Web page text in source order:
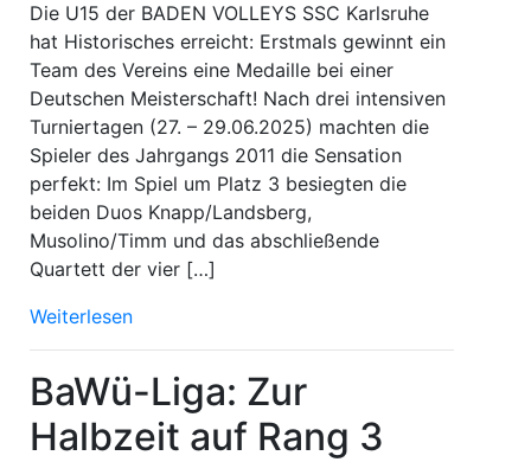
Die U15 der BADEN VOLLEYS SSC Karlsruhe
hat Historisches erreicht: Erstmals gewinnt ein
Team des Vereins eine Medaille bei einer
Deutschen Meisterschaft! Nach drei intensiven
Turniertagen (27. – 29.06.2025) machten die
Spieler des Jahrgangs 2011 die Sensation
perfekt: Im Spiel um Platz 3 besiegten die
beiden Duos Knapp/Landsberg,
Musolino/Timm und das abschließende
Quartett der vier […]
Weiterlesen
BaWü-Liga: Zur
Halbzeit auf Rang 3